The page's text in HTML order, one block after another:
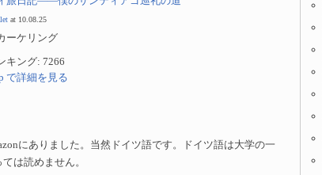
at 10.08.25
ーケリング
キング: 7266
で詳細を見る
にありました。当然ドイツ語です。ドイツ語は大学の一
は読めません。